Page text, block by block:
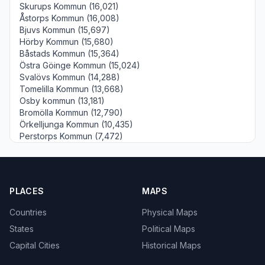
Skurups Kommun (16,021)
Åstorps Kommun (16,008)
Bjuvs Kommun (15,697)
Hörby Kommun (15,680)
Båstads Kommun (15,364)
Östra Göinge Kommun (15,024)
Svalövs Kommun (14,288)
Tomelilla Kommun (13,668)
Osby kommun (13,181)
Bromölla Kommun (12,790)
Örkelljunga Kommun (10,435)
Perstorps Kommun (7,472)
PLACES
Countries
States
Capital Cities
MAPS
Physical Maps
Political Maps
Historical Maps